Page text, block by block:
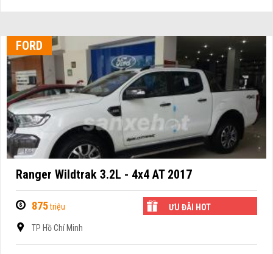
FORD
Ranger Wildtrak 3.2L - 4x4 AT 2017
875triệu ƯU ĐÃI HOT
TP Hồ Chí Minh